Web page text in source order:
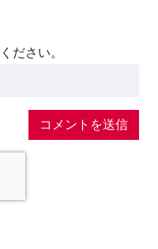
ださい。